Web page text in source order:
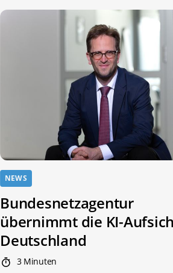
NEWS
Bundesnetzagentur
übernimmt die KI-
Deutschland
3 Minuten